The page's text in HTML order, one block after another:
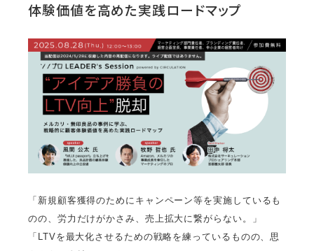
体験価値を高めた実践ロードマップ
「新規顧客獲得のためにキャンペーン等を実施しているも
のの、労力だけがかさみ、売上拡大に繋がらない。」
「LTVを最大化させるための戦略を練っているものの、思